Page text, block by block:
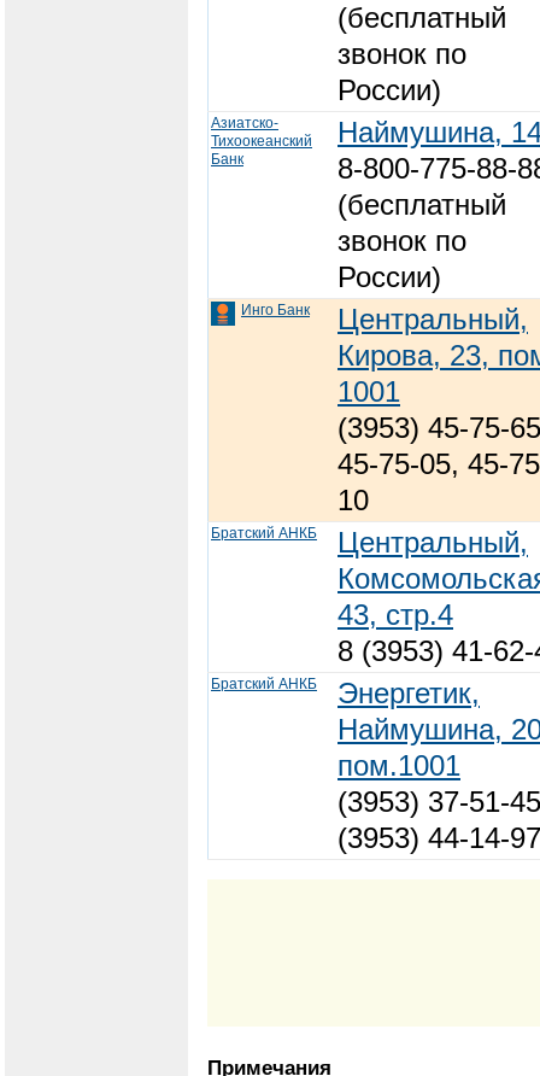
(бесплатный
звонок по
России)
Азиатско-
Тихоокеанский
Банк
Наймушина,
8-800-775-88-
(бесплатный
звонок по
России)
Инго Банк
Центральный,
Кирова, 23,
1001
(3953) 45-75-
45-75-05, 45-
10
Братский АНКБ
Центральный,
43, стр.4
8 (3953) 41-62-
Братский АНКБ
Энергетик,
Наймушина,
пом.1001
(3953) 37-51-
(3953) 44-14-97
Примечания